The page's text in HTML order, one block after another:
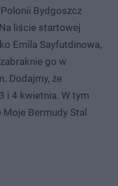
Bydgoszcz
liście startowej
Emila Sayfutdinowa,
go w
Dodajmy, że
i 4 kwietnia. W tym
Bermudy Stal